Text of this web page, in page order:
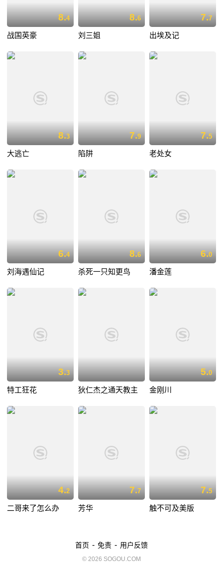
8.4
战国英豪
8.6
刘三姐
7.7
出埃及记
8.3
大逃亡
7.9
陷阱
7.5
老处女
6.4
刘海遇仙记
8.6
杀死一只知更鸟
6.0
潘金莲
3.3
特工狂花 狄仁杰之通天教主
5.0
金刚川
4.2
二哥来了怎么办
7.7
芳华
7.5
触不可及美版
首页 - 免责 - 用户反馈
© 2026 SOGOU.COM